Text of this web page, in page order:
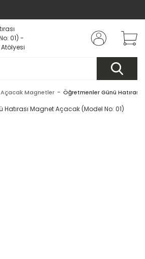
Açacak Magnetler Öğretmenler Günü